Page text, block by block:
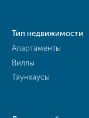
Тип недвижимости
Апартаменты
Виллы
Таунхаусы